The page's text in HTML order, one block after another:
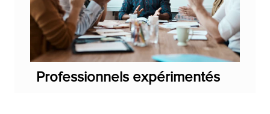
Professionnels expérimentés